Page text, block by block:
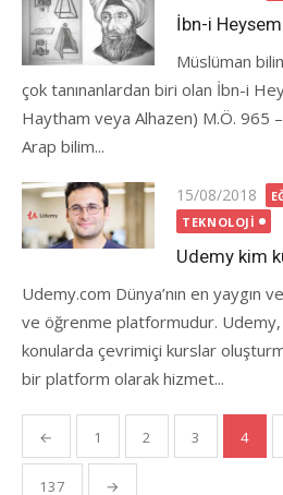
on
İbn-i
Müslüman
çok tanınanlardan biri olan İbn-i
Haytham veya Alhazen) M.Ö. 965
Arap bilim...
Posted
on
15/08/2018
TEKNOLOJI
Udemy kim
Udemy.com Dünya’nın en yaygın
ve öğrenme platformudur.
konularda çevrimiçi kurslar
bir platform olarak hizmet...
Yazı
gezinmesi
← 1 2 3 4
137 →